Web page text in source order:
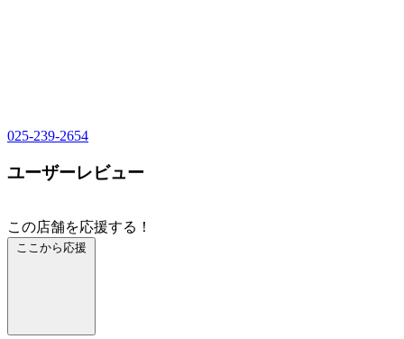
025-239-2654
ユーザーレビュー
この店舗を応援する！
ここから応援